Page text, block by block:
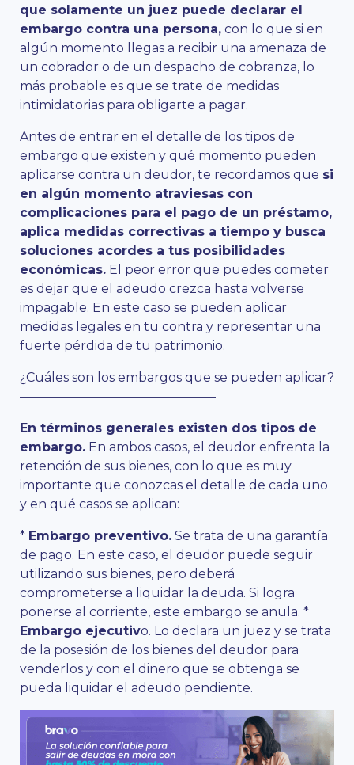
que solamente un juez puede declarar el
embargo contra una persona, con lo que si en
algún momento llegas a recibir una amenaza de
un cobrador o de un despacho de cobranza, lo
más probable es que se trate de medidas
intimidatorias para obligarte a pagar.
Antes de entrar en el detalle de los tipos de
embargo que existen y qué momento pueden
aplicarse contra un deudor, te recordamos que si
en algún momento atraviesas con
complicaciones para el pago de un préstamo,
aplica medidas correctivas a tiempo y busca
soluciones acordes a tus posibilidades
económicas. El peor error que puedes cometer
es dejar que el adeudo crezca hasta volverse
impagable. En este caso se pueden aplicar
medidas legales en tu contra y representar una
fuerte pérdida de tu patrimonio.
¿Cuáles son los embargos que se pueden aplicar?
———————————————–
En términos generales existen dos tipos de
embargo. En ambos casos, el deudor enfrenta la
retención de sus bienes, con lo que es muy
importante que conozcas el detalle de cada uno
y en qué casos se aplican:
* Embargo preventivo. Se trata de una garantía
de pago. En este caso, el deudor puede seguir
utilizando sus bienes, pero deberá
comprometerse a liquidar la deuda. Si logra
ponerse al corriente, este embargo se anula. *
Embargo ejecutivo. Lo declara un juez y se trata
de la posesión de los bienes del deudor para
venderlos y con el dinero que se obtenga se
pueda liquidar el adeudo pendiente.